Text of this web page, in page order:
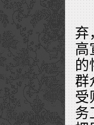
弃
高
的
群
受
务